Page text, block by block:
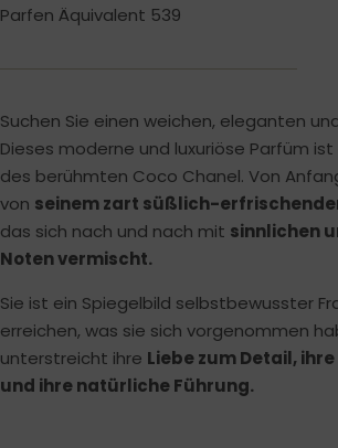
Parfen Äquivalent 539
Suchen Sie einen weichen, eleganten
Dieses moderne und luxuriöse Parfüm
des berühmten Coco Chanel. Von
von seinem zart süßlich-
das sich nach und nach mit sinnlichen
Noten vermischt.
Sie ist ein Spiegelbild selbstbewusster
erreichen, was sie sich vorgenommen
unterstreicht ihre Liebe zum Detail,
und ihre natürliche Führung.